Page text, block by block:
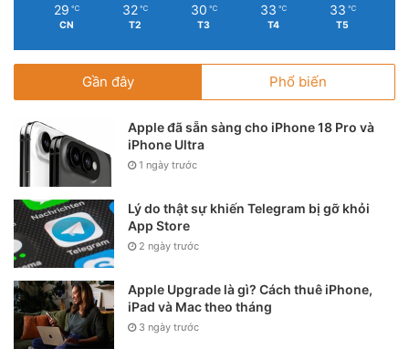
29 ℃
CN
32 ℃
T2
30 ℃
T3
33 ℃
T4
33 ℃
T5
Gần đây Phổ biến
Apple đã sẵn sàng cho iPhone 18 Pro và
iPhone Ultra
1 ngày trước
Lý do thật sự khiến Telegram bị gỡ khỏi
App Store
2 ngày trước
Apple Upgrade là gì? Cách thuê iPhone,
iPad và Mac theo tháng
3 ngày trước